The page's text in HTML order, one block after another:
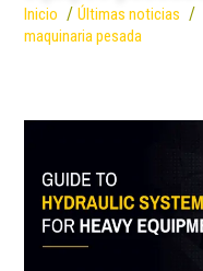
Inicio / Últimas noticias /
maquinaria pesada